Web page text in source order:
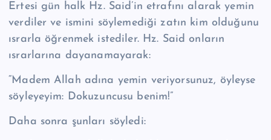
Ertesi gün halk Hz. Said’in etrafını alarak yemin
verdiler ve ismini söyleme­diği zatın kim olduğunu
ısrarla öğrenmek istediler. Hz. Said onların
ısrarlarına dayanamayarak:
“Madem Allah adına yemin veriyorsunuz, öyleyse
söyleye­yim: Dokuzuncusu benim!”
Daha sonra şunları söyledi: